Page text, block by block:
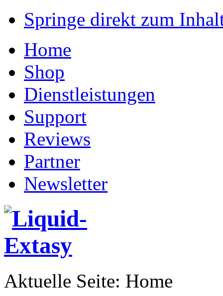
Springe direkt zum
Home
Shop
Dienstleistungen
Support
Reviews
Partner
Newsletter
Aktuelle Seite: Home